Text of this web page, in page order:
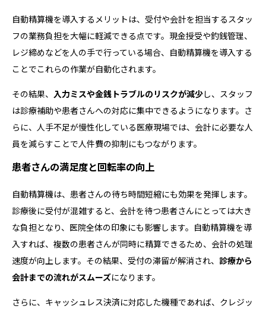
自動精算機を導入するメリットは、受付や会計を担当するスタッ
フの業務負担を大幅に軽減できる点です。現金授受や釣銭管理、
レジ締めなどを人の手で行っている場合、自動精算機を導入する
ことでこれらの作業が自動化されます。
その結果、 入力ミスや金銭トラブルのリスクが減少し、スタッフ
は診療補助や患者さんへの対応に集中できるようになります。さ
らに、人手不足が慢性化している医療現場では、会計に必要な人
員を減らすことで人件費の抑制にもつながります。
患者さんの満足度と回転率の向上
自動精算機は、患者さんの待ち時間短縮にも効果を発揮します。
診療後に受付が混雑すると、会計を待つ患者さんにとっては大き
な負担となり、医院全体の印象にも影響します。自動精算機を導
入すれば、複数の患者さんが同時に精算できるため、会計の処理
速度が向上します。その結果、受付の滞留が解消され、 診療から
会計までの流れがスムーズになります。
さらに、キャッシュレス決済に対応した機種であれば、クレジッ